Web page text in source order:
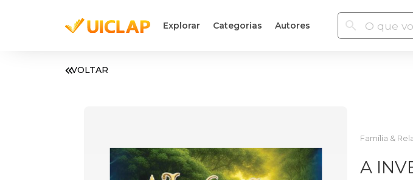
Explorar Categorias Autores
VOLTAR
Família &
A